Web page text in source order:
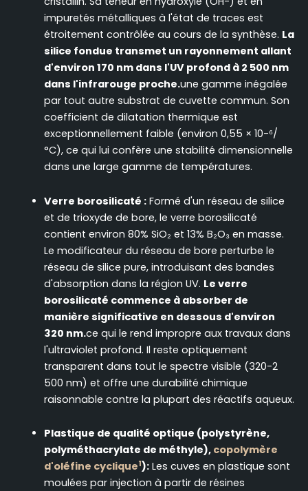
impuretés métalliques à l'état de traces est
étroitement contrôlée au cours de la synthèse. La
silice fondue transmet un rayonnement allant
d'environ 170 nm dans l'UV profond à 2 500 nm
dans l'infrarouge proche.une gamme inégalée
par tout autre substrat de cuvette commun. Son
coefficient de dilatation thermique est
exceptionnellement faible (environ 0,55 × 10-⁶/
°C), ce qui lui confère une stabilité dimensionnelle
dans une large gamme de températures.
Verre borosilicaté :Formé d'un réseau de silice
et de trioxyde de bore, le verre borosilicaté
contient environ 80% SiO₂ et 13% B₂O₃ en masse.
Le modificateur du réseau de bore perturbe le
réseau de silice pure, introduisant des bandes
d'absorption dans la région UV. Le verre
borosilicaté commence à absorber de
manière significative en dessous d'environ
320 nm.ce qui le rend impropre aux travaux dans
l'ultraviolet profond. Il reste optiquement
transparent dans tout le spectre visible (320-2
500 nm) et offre une durabilité chimique
raisonnable contre la plupart des réactifs aqueux.
Plastique de qualité optique (polystyrène,
polyméthacrylate de méthyle), copolymère
d'oléfine cyclique1):Les cuves en plastique sont
moulées par injection à partir de résines